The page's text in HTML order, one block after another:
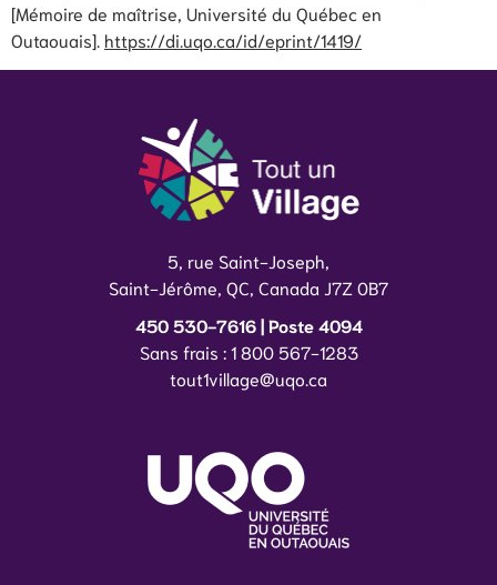
[Mémoire de maîtrise, Université du Québec en
Outaouais]. https://di.uqo.ca/id/eprint/1419/
5, rue Saint-Joseph,
Saint-Jérôme, QC, Canada J7Z 0B7
450 530-7616 | Poste 4094
Sans frais : 1 800 567-1283
tout1village@uqo.ca